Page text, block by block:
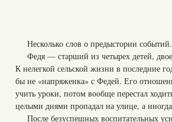
Несколько слов о предыстории событий.
Федя — старший из четырех детей,
К нелегкой сельской жизни в последние
бы не «напряженка» с Федей. Его
учить уроки, потом вообще перестал
целыми днями пропадал на улице, а
После безуспешных воспитательных